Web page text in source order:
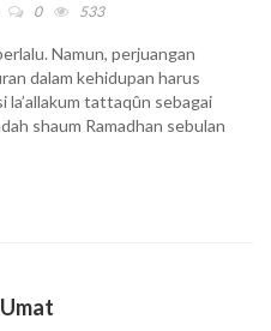
0 533
Namun, perjuangan
dalam kehidupan harus
tattaqûn sebagai
shaum Ramadhan sebulan